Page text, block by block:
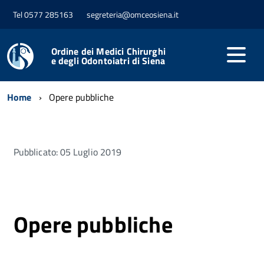
Tel 0577 285163 segreteria@omceosiena.it
Ordine dei Medici Chirurghi
e degli Odontoiatri di Siena
Home Opere pubbliche
Pubblicato: 05 Luglio 2019
Opere pubbliche